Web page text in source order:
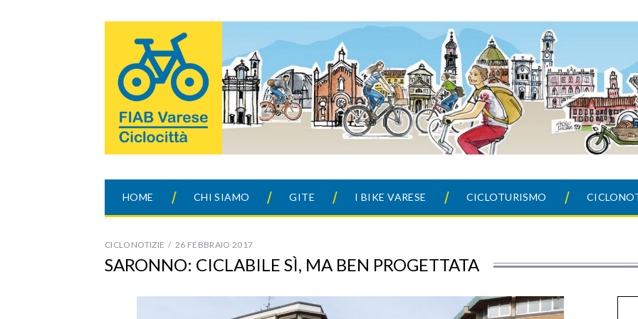
HOME CHI SIAMO GITE I BIKE VARESE CICLOTURISMO
CICLONOTIZIE 26 FEBBRAIO 2017
SARONNO: CICLABILE SÌ, MA BEN PROGETTATA